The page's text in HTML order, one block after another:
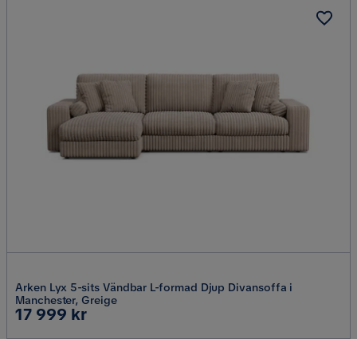
Arken Lyx 5-sits Vändbar L-formad Djup Divansoffa i
Manchester, Greige
Pris
17 999 kr